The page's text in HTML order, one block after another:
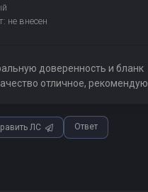
не внесен
доверенность и бланк
отличное, рекомендую
ЛС Ответ